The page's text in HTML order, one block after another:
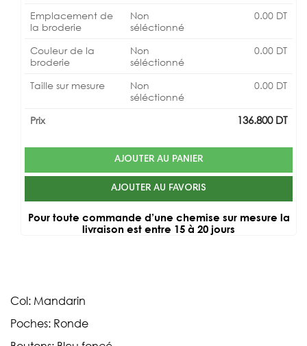
Emplacement de
la broderie
Non
séléctionné
0.00 DT
Couleur de la
broderie
Non
séléctionné
0.00 DT
Taille sur mesure
Non
séléctionné
0.00 DT
Prix 136.800DT
AJOUTER AU PANIER
AJOUTER AU FAVORIS
Pour toute commande d’une chemise sur mesure la
livraison est entre 15 à 20 jours
Col: Mandarin
Poches: Ronde